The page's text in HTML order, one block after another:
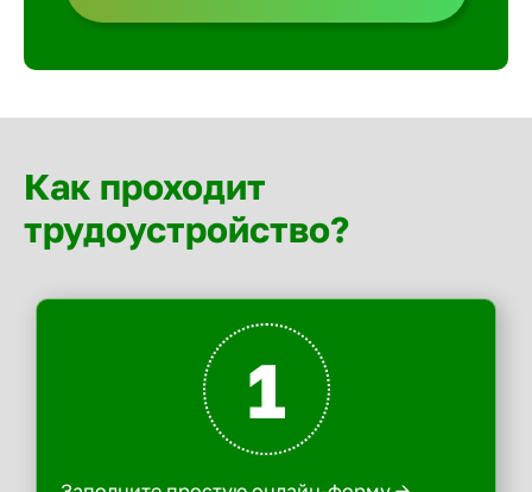
Как проходит
трудоустройство?
1